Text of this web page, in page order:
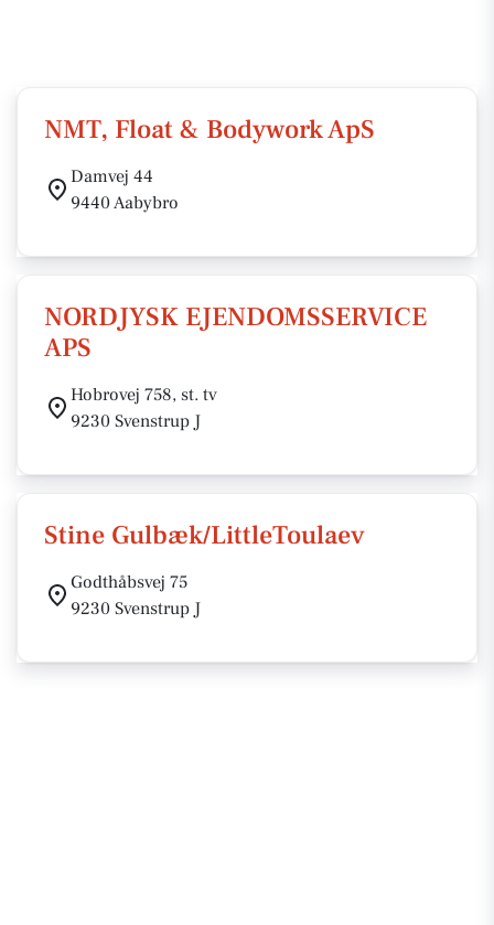
NMT, Float & Bodywork ApS
Damvej 44
9440 Aabybro
NORDJYSK EJENDOMSSERVICE
APS
Hobrovej 758, st. tv
9230 Svenstrup J
Stine Gulbæk/LittleToulaev
Godthåbsvej 75
9230 Svenstrup J